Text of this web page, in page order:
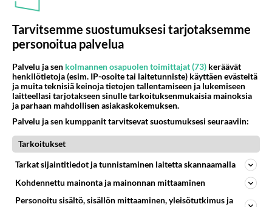
Wake me up before you go, go
- Wham! särki sydämiä -
George Michael nousi
maailmantähdeksi
PARAS LEFFA IKINÄ
Tarvitsemme suostumuksesi tarjotaksemme
personoitua palvelua
Palvelu ja sen kolmannen osapuolen toimittajat (73) keräävät
henkilötietoja (esim. IP-osoite tai laitetunniste) käyttäen evästeitä
ja muita teknisiä keinoja tietojen tallentamiseen ja lukemiseen
laitteellasi tarjotakseen sinulle tarkoituksenmukaisia mainoksia
ja parhaan mahdollisen asiakaskokemuksen.
Palvelu ja sen kumppanit tarvitsevat suostumuksesi seuraaviin:
Tarkoitukset
Tarkat sijaintitiedot ja tunnistaminen laitetta skannaamalla
Kohdennettu mainonta ja mainonnan mittaaminen
Personoitu sisältö, sisällön mittaaminen, yleisötutkimus ja